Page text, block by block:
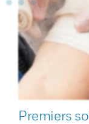
Premiers